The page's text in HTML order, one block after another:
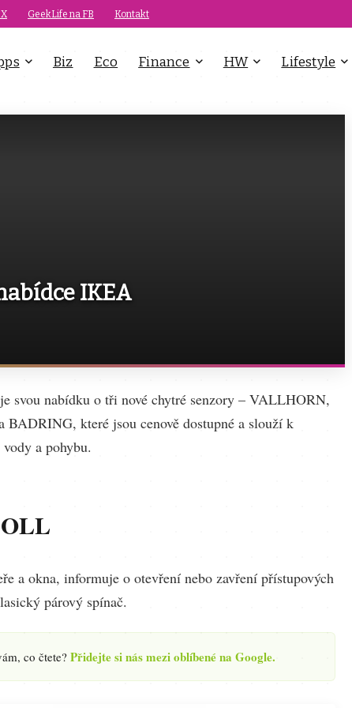
GeekLife na FB Kontakt
Biz Eco Finance HW Lifestyle
IKEA
svou nabídku o tři nové chytré senzory – VALLHORN,
BADRING, které jsou cenově dostupné a slouží k
a pohybu.
a okna, informuje o otevření nebo zavření přístupových
párový spínač.
co čtete? Přidejte si nás mezi oblíbené na Google.